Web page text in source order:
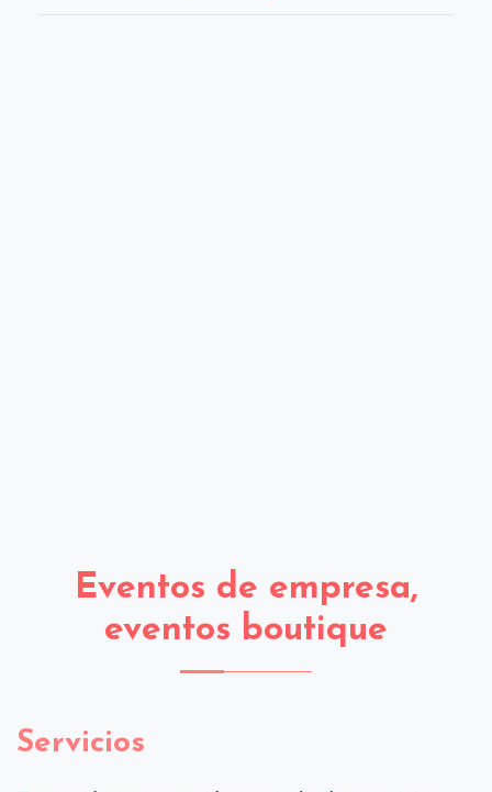
Eventos de empresa,
eventos boutique
Servicios